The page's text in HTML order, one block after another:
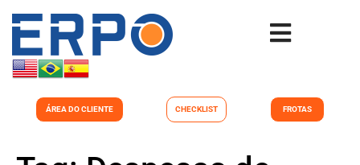
ÁREA DO CLIENTE CHECKLIST FROTAS